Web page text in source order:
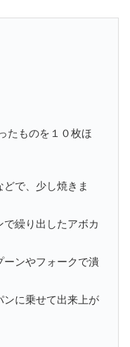
たものを１０枚ほ
どで、少し焼きま
で繰り出したアボカ
ーンやフォークで潰
ンに乗せて出来上が